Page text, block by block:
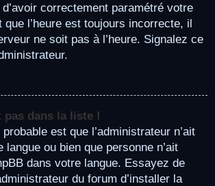
correctement paramétré votre
que l’heure est toujours incorrecte, il
ne soit pas à l’heure. Signalez ce
pas dans la liste !
est que l’administrateur n’ait
langue ou bien que personne n’ait
dans votre langue. Essayez de
du forum d’installer la